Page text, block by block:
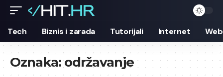
Tech Biznis i zarada Tutorijali Internet
Oznaka:održavanje